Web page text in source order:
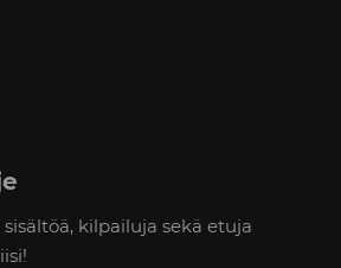
kilpailuja sekä etuja